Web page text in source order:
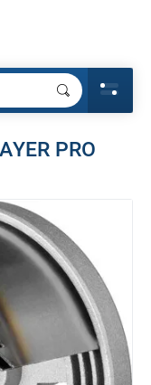
PRO